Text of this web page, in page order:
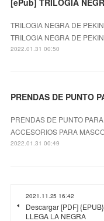
[ePub] TRILOGIA
TRILOGIA NEGRA DE
TRILOGIA NEGRA DE
2022.01.31 00:50
PRENDAS DE PUNTO
ACCESORIOS PARA
2022.01.31 00:49
2021.11.25 16:42
Descargar [PDF] {EPUB}
LLEGA LA NEGRA